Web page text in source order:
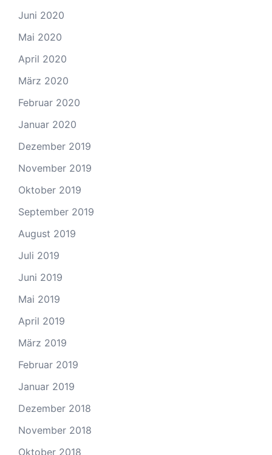
Juni 2020
Mai 2020
April 2020
März 2020
Februar 2020
Januar 2020
Dezember 2019
November 2019
Oktober 2019
September 2019
August 2019
Juli 2019
Juni 2019
Mai 2019
April 2019
März 2019
Februar 2019
Januar 2019
Dezember 2018
November 2018
Oktober 2018